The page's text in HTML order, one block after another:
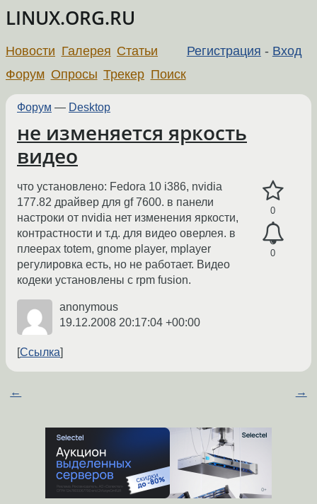
LINUX.ORG.RU
Регистрация - Вход
Новости Галерея Статьи
Форум Опросы Трекер Поиск
Форум — Desktop
не изменяется яркость
видео
0
0
что установлено: Fedora 10 i386, nvidia
177.82 драйвер для gf 7600. в панели
настроки от nvidia нет изменения яркости,
контрастности и т.д. для видео оверлея. в
плеерах totem, gnome player, mplayer
регулировка есть, но не работает. Видео
кодеки установлены с rpm fusion.
anonymous
19.12.2008 20:17:04 +00:00
Ссылка
← →